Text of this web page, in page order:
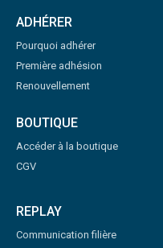
ADHÉRER
Pourquoi adhérer
Première adhésion
Renouvellement
BOUTIQUE
Accéder à la boutique
CGV
REPLAY
Communication filière